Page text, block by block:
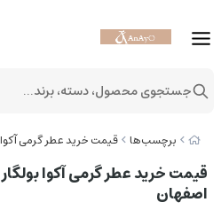
برچسب‌ها قیمت خرید عطر گرمی آکوا بولگاری
اصفهان
جستجوی محصول، دسته، برند...